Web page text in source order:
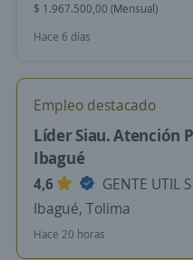
$ 1.967.500,00 (Mensual)
Hace 6 días
Empleo destacado
Líder Siau. Atención
Ibagué
4,6
GENTE UTIL
Ibagué, Tolima
Hace 20 horas